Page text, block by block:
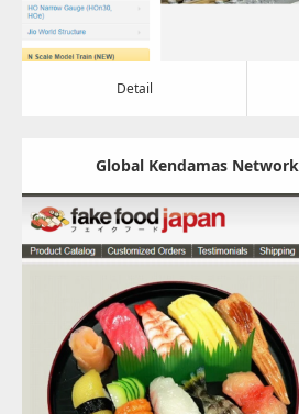
Detail
Global Kendamas
Update:2022.09.14
Category:おもちゃ
Detail Visit